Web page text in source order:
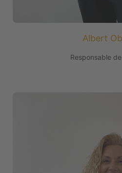
Albert
Responsable